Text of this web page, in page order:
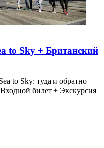
to Sky + Британский
to Sky: туда и обратно
билет + Экскурсия